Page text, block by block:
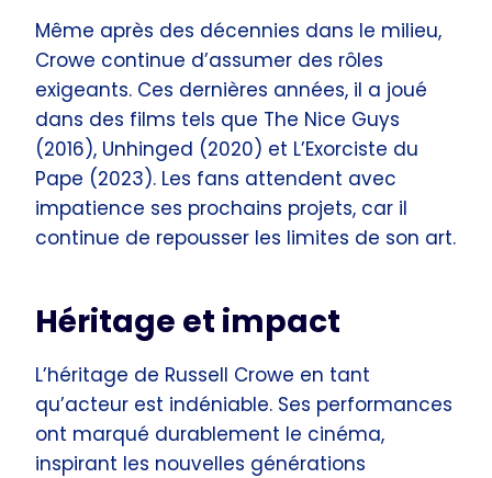
Même après des décennies dans le milieu,
Crowe continue d’assumer des rôles
exigeants. Ces dernières années, il a joué
dans des films tels que The Nice Guys
(2016), Unhinged (2020) et L’Exorciste du
Pape (2023). Les fans attendent avec
impatience ses prochains projets, car il
continue de repousser les limites de son art.
Héritage et impact
L’héritage de Russell Crowe en tant
qu’acteur est indéniable. Ses performances
ont marqué durablement le cinéma,
inspirant les nouvelles générations